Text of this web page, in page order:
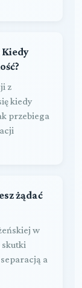
Kiedy
z
kiedy
przebiega
żądać
w
skutki
a